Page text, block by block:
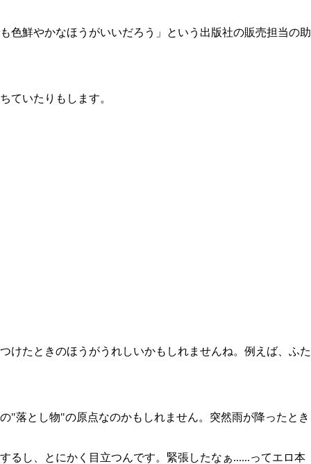
鮮やかなほうがいいだろう」という出版社の販売担当の助
ていたりもします。
けたときのほうがうれしいかもしれませんね。例えば、ふた
"落とし物"の原点なのかもしれません。突然雨が降ったとき
るし、とにかく目立つんです。緊張したなぁ......ってエロ本